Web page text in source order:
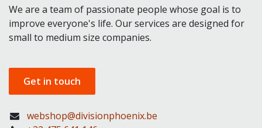
We are a team of passionate people whose goal is to
improve everyone's life. Our services are designed for
small to medium size companies.
Get in touch
webshop@divisionphoenix.be